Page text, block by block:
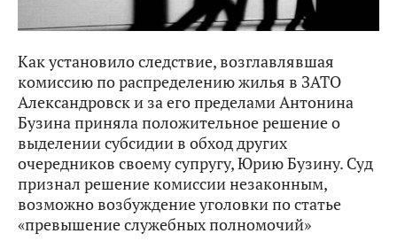
Как установило следствие, возглавлявшая
комиссию по распределению жилья в ЗАТО
Александровск и за его пределами Антонина
Бузина приняла положительное решение о
выделении субсидии в обход других
очередников своему супругу, Юрию Бузину. Суд
признал решение комиссии незаконным,
возможно возбуждение уголовки по статье
«превышение служебных полномочий»